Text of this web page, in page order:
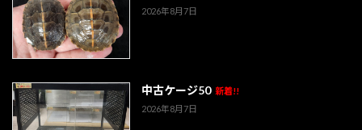
2026年8月7日
中古ケージ50 新着!!
2026年8月7日